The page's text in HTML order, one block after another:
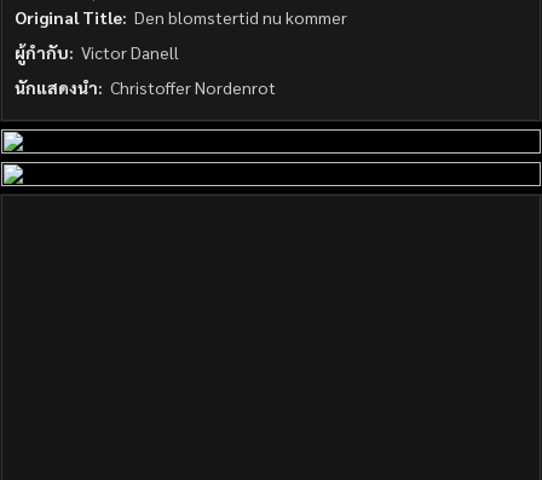
Original Title: Den blomstertid nu kommer
ผู้กำกับ: Victor Danell
นักแสดงนำ: Christoffer Nordenrot